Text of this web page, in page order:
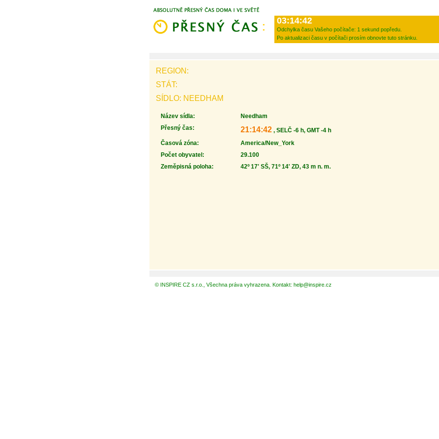
03:14:42
Odchylka času Vašeho počítače: 1 sekund popředu.
Po aktualizaci času v počítači prosím obnovte tuto stránku.
REGION:
STÁT:
SÍDLO: NEEDHAM
Název sídla:
Needham
Přesný čas:
21:14:42 , SELČ -6 h, GMT -4 h
Časová zóna:
America/New_York
Počet obyvatel:
29.100
Zeměpisná poloha:
42º 17' SŠ, 71º 14' ZD, 43 m n. m.
© INSPIRE CZ s.r.o., Všechna práva vyhrazena. Kontakt: help@inspire.cz